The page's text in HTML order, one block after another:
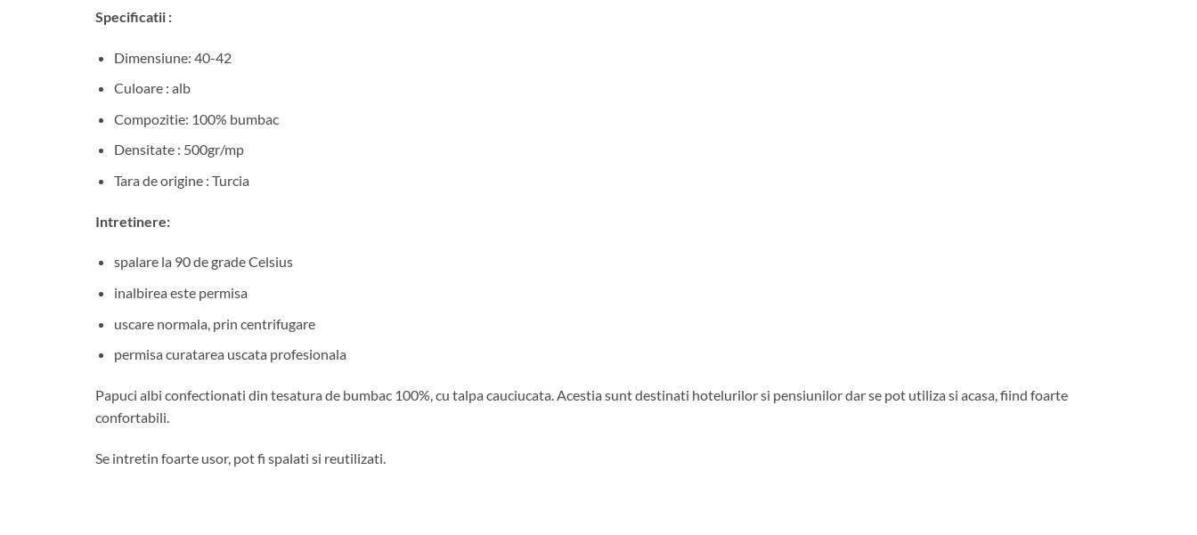
Specificatii :
Dimensiune: 40-42
Culoare : alb
Compozitie: 100% bumbac
Densitate : 500gr/mp
Tara de origine : Turcia
Intretinere:
spalare la 90 de grade Celsius
inalbirea este permisa
uscare normala, prin centrifugare
permisa curatarea uscata profesionala
Papuci albi confectionati din tesatura de bumbac 100%, cu talpa cauciucata. Acestia sunt destinati hotelurilor si pensiunilor dar se pot utiliza si acasa, fiind foarte
confortabili.
Se intretin foarte usor, pot fi spalati si reutilizati.